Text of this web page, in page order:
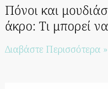
Πόνοι και
άκρο: Τι μπορεί
Διαβάστε Περισσότερα